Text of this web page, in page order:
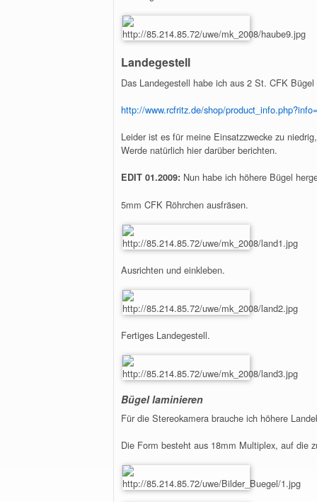
Landegestell
Das Landegestell habe ich aus 2 St. CFK
http://www.rcfritz.de/shop/
Leider ist es für meine Einsatzzwecke zu
Werde natürlich hier darüber berichten.
EDIT 01.2009: Nun habe ich höhere Bügel
5mm CFK Röhrchen ausfräsen.
Ausrichten und einkleben.
Fertiges Landegestell.
Bügel laminieren
Für die Stereokamera brauche ich höhere
Die Form besteht aus 18mm Multiplex, auf die